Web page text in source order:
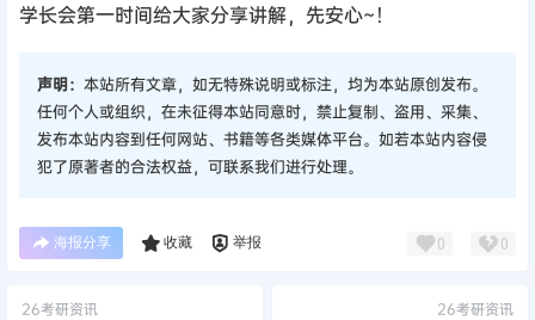
学长会第一时间给大家分享讲解，先安心~！
声明： 本站所有文章，如无特殊说明或标注，均为本站原创发布。
任何个人或组织，在未征得本站同意时，禁止复制、盗用、采集、
发布本站内容到任何网站、书籍等各类媒体平台。如若本站内容侵
犯了原著者的合法权益，可联系我们进行处理。
海报分享 收藏 举报 0 0
26考研资讯 26考研资讯